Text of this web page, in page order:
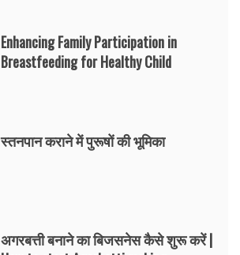
Enhancing Family Participation in
Breastfeeding for Healthy Child
स्तनपान कराने में पुरूषों की भूमिका
अगरबत्ती बनाने का बिजसनेस कैसे शुरू करें |